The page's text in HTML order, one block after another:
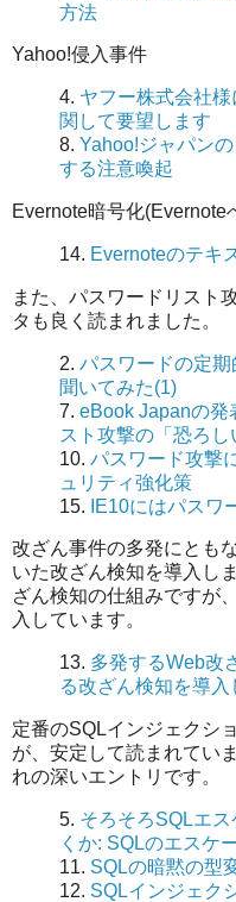
方法
Yahoo!侵入事件
4. ヤフー株式会社
関して要望します
8. Yahoo!ジャパン
する注意喚起
Evernote暗号化(Evernote
14. Evernoteのテキ
また、パスワードリスト
タも良く読まれました。
2. パスワードの定
聞いてみた(1)
7. eBook Japanの発
スト攻撃の「恐ろ
10. パスワード攻撃
ュリティ強化策
15.
IE10にはパスワ
改ざん事件の多発にとも
いた改ざん検知を導入し
ざん検知の仕組みですが
入しています。
13. 多発するWeb改
る改ざん検知を導入
定番のSQLインジェクシ
が、安定して読まれてい
れの深いエントリです。
5. そろそろSQLエ
くか: SQLのエスケ
11. SQLの暗黙の型
12. SQLインジェク